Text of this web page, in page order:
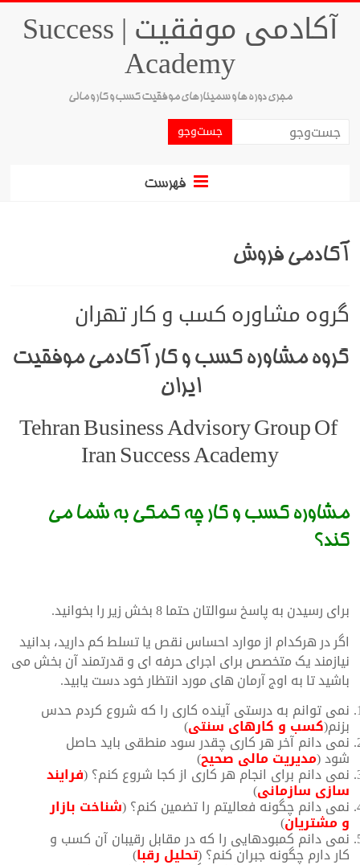
آکادمی موفقیت | Success
Academy
مجری دوره ها و سمینارهای موفقیت کسب و کار و مالی
فهرست
آکادمی فروش
گروه مشاوره کسب و کار تهران
گروه مشاوره کسب و کار آکادمی موفقیت
ایران
Tehran Business Advisory Group Of
Iran Success Academy
مشاوره کسب و کار چه کمکی به شما می
کند؟
برای رسیدن به پاسخ سوالتان حتما 8 بخش زیر را بخوانید.
اگر در هرکدام از موارد احساس نقص یا تسلط کم دارید، بدانید
نیازمند یک متخصص برای اجرای حرفه ای و قدرتمند آن بخش می
باشید تا به اوج آرمان های مورد انتظار خود دست یابید.
نمی توانم به درستی آینده کاری را که شروع کردم حدس
بزنم(کسب و کارهای سنتی)
نمی دانم آخر هر کاری چقدر سود منطقی باید حاصل
شود (مدیریت مالی صحیح)
نمی دانم برای انجام هر کاری از کجا شروع کنم؟ (فرایند
سازی سازمانی)
نمی دانم چگونه فعالیتم را تضمین کنم؟ (شناخت بازار
و مشتریان)
نمی دانم کمبودهایی را که در مقابل رقیبان آن کسب و
کار دارم چگونه جبران کنم؟ (تحلیل رقبا)